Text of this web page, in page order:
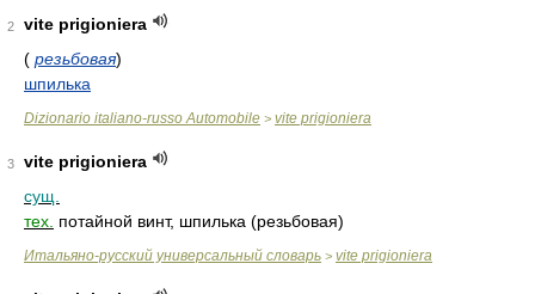
2
vite prigioniera
( резьбовая)
шпилька
Dizionario italiano-russo Automobile > vite prigioniera
3
vite prigioniera
сущ.
тех. потайной винт, шпилька (резьбовая)
Итальяно-русский универсальный словарь > vite prigioniera